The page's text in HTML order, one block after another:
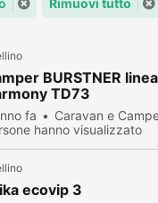
Rimuovi tutto
BURSTNER linea
TD73
fa Caravan e
hanno visualizzato
ecovip 3